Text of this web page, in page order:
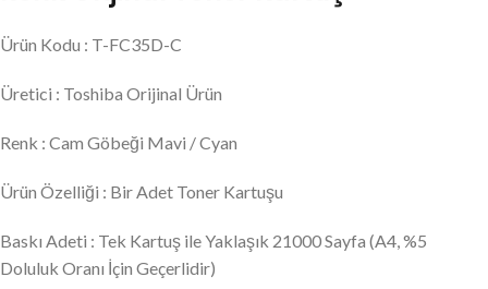
Ürün Kodu : T-FC35D-C
Üretici : Toshiba Orijinal Ürün
Renk : Cam Göbeği Mavi / Cyan
Ürün Özelliği : Bir Adet Toner Kartuşu
Baskı Adeti : Tek Kartuş ile Yaklaşık 21000 Sayfa (A4, %5
Doluluk Oranı İçin Geçerlidir)